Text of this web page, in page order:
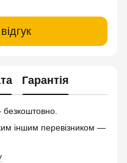
Гарантія
іншим перевізником —